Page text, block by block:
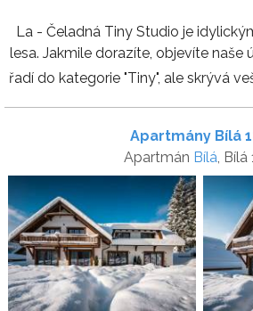
La - Čeladná Tiny Studio je
lesa. Jakmile dorazíte, objevíte naše
řadí do kategorie "Tiny", ale skrývá
Apartmány Bílá
Apartmán Bílá, Bílá